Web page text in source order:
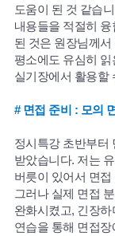
도움이 된 것 같습
내용들을 적절히
된 것은 원장님께
평소에도 유심히
실기장에서 활용할
# 면접 준비 : 모의
정시특강 초반부터
받았습니다. 저는
버릇이 있어서 면
그러나 실제 면접
완화시켰고, 긴장
연습을 통해 면접